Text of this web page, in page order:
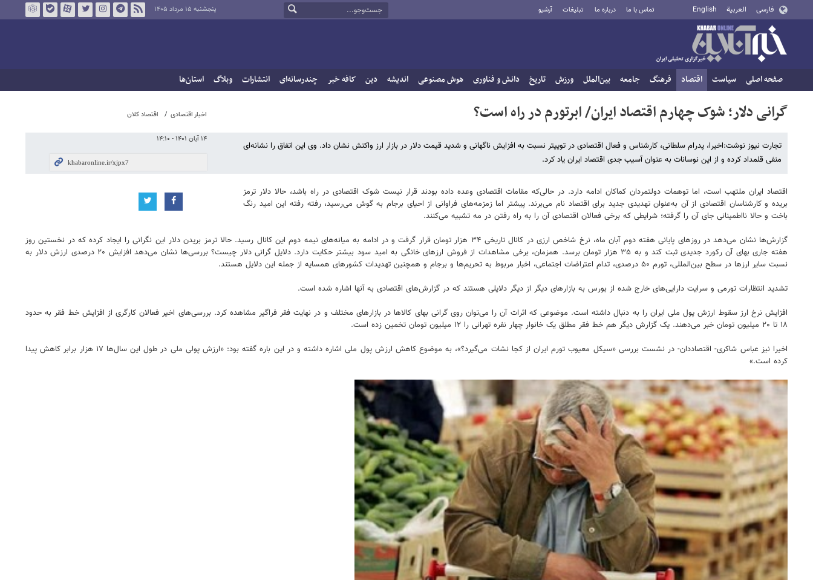
فارسی العربية English تماس با ما درباره ما تبلیغات آرشیو پنجشنبه ۱۵ مرداد ۱۴۰۵
صفحه اصلی سیاست اقتصاد فرهنگ جامعه بین‌الملل ورزش تاریخ دانش و فناوری هوش مصنوعی اندیشه دین کافه خبر چندرسانه‌ای انتشارات وبلاگ استان‌ها
اخبار اقتصادی اقتصاد کلان
۱۴ آبان ۱۴۰۱ - ۱۴:۱۰
گرانی دلار؛ شوک چهارم اقتصاد ایران/ ابرتورم در راه است؟
تجارت نیوز نوشت:اخیرا، پدرام سلطانی، کارشناس و فعال اقتصادی در توییتر نسبت به افزایش ناگهانی و شدید قیمت دلار در بازار ارز واکنش نشان داد. وی این اتفاق را نشانه‌ای
منفی قلمداد کرده و از این نوسانات به عنوان آسیب جدی اقتصاد ایران یاد کرد.
اقتصاد ایران ملتهب است، اما توهمات دولتمردان کماکان ادامه دارد. در حالی‌که مقامات اقتصادی وعده داده بودند قرار نیست شوک اقتصادی در راه باشد، حالا دلار ترمز
بریده و کارشناسان اقتصادی از آن به‌عنوان تهدیدی جدید برای اقتصاد نام می‌برند. پیشتر اما زمزمه‌های فراوانی از احیای برجام به گوش می‌رسید، رفته رفته این امید رنگ
باخت و حالا نااطمینانی جای آن را گرفته؛ شرایطی که برخی فعالان اقتصادی آن را به راه رفتن در مه تشبیه می‌کنند.
گزارش‌ها نشان می‌دهد در روزهای پایانی هفته دوم آبان ماه، نرخ شاخص ارزی در کانال تاریخی ۳۴ هزار تومان قرار گرفت و در ادامه به میانه‌های نیمه دوم این کانال رسید. حالا ترمز بریدن دلار این نگرانی را ایجاد کرده که در نخستین روز
هفته جاری بهای آن رکورد جدیدی ثبت کند و به ۳۵ هزار تومان برسد. همزمان، برخی مشاهدات از فروش ارزهای خانگی به امید سود بیشتر حکایت دارد. دلایل گرانی دلار چیست؟ بررسی‌ها نشان می‌دهد افزایش ۲۰ درصدی ارزش دلار به
نسبت سایر ارزها در سطح بین‌المللی، تورم ۵۰ درصدی، تدام اعتراضات اجتماعی، اخبار مربوط به تحریم‌ها و برجام و همچنین تهدیدات کشورهای همسایه از جمله این دلایل هستند.
تشدید انتظارات تورمی و سرایت دارایی‌های خارج شده از بورس به بازارهای دیگر از دیگر دلایلی هستند که در گزارش‌های اقتصادی به آنها اشاره شده است.
افزایش نرخ ارز سقوط ارزش پول ملی ایران را به دنبال داشته است. موضوعی که اثرات آن را می‌توان روی گرانی بهای کالاها در بازارهای‌ مختلف و در نهایت فقر فراگیر مشاهده کرد. بررسی‌های اخیر فعالان کارگری از افزایش خط فقر به حدود
۱۸ تا ۲۰ میلیون تومان خبر می‌دهند. یک گزارش دیگر هم خط فقر مطلق یک خانوار چهار نفره تهرانی را ۱۲ میلیون تومان تخمین زده است.
اخیرا نیز عباس شاکری- اقتصاددان- در نشست بررسی «سیکل معیوب تورم ایران از کجا نشات می‌گیرد؟»، به موضوع کاهش ارزش پول ملی اشاره داشته و در این باره گفته بود: «ارزش پولی ملی در طول این سال‌ها ۱۷ هزار برابر کاهش پیدا
کرده است.»